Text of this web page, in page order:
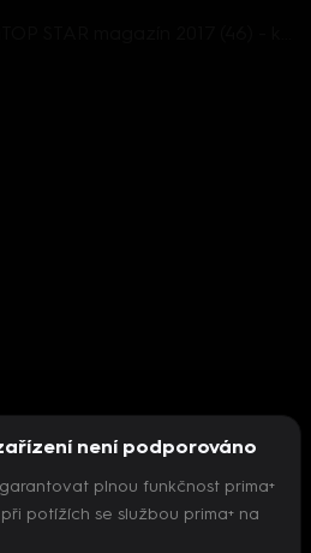
inicializovat přehrávač
není podporováno
plnou funkčnost prima+
potížích se službou prima+ na